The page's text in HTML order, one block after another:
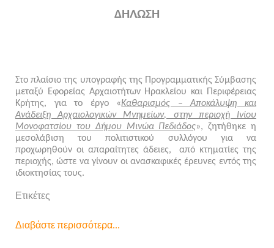
ΔΗΛΩΣΗ
Στο πλαίσιο της υπογραφής της Προγραμματικής Σύμβασης
μεταξύ Εφορείας Αρχαιοτήτων Ηρακλείου και Περιφέρειας
Κρήτης, για το έργο «Καθαρισμός – Αποκάλυψη και
Ανάδειξη Αρχαιολογικών Μνημείων, στην περιοχή Ινίου
Μονοφατσίου του Δήμου Μινώα Πεδιάδος», ζητήθηκε η
μεσολάβιση του πολιτιστικού συλλόγου για να
προχωρηθούν οι απαραίτητες άδειες, από κτηματίες της
περιοχής, ώστε να γίνουν οι ανασκαφικές έρευνες εντός της
ιδιοκτησίας τους.
Ετικέτες
Διαβάστε περισσότερα...